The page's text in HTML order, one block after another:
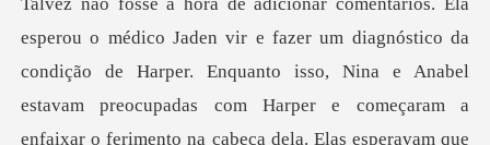
o médico Jaden vir e fazer um diagnóstico da
condição de Harper. Enquanto isso, Nina e Anabel
estavam preocupada